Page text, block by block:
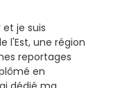
je suis
l'Est, une région
reportages
en